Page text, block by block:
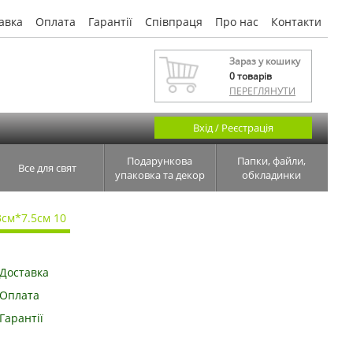
Оплата Гарантії Співпраця Про нас Контакти
Зараз у кошику
0товарів
ПЕРЕГЛЯНУТИ
Вхід / Реєстрація
Все для свят
Подарункова
упаковка та декор
Папки, файли,
обкладинки
10
Доставка
Оплата
Гарантії